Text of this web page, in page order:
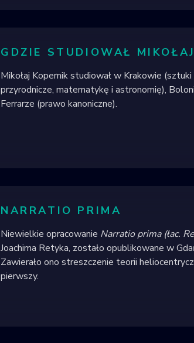
GDZIE STUDIOWAŁ
Mikołaj Kopernik studiował w Krakowie
przyrodnicze, matematykę i astronomię),
Ferrarze (prawo kanoniczne).
NARRATIO PRIMA
Niewielkie opracowanie Narratio prima (łac.
Joachima Retyka, zostało opublikowane w
Zawierało ono streszczenie teorii
pierwszy.